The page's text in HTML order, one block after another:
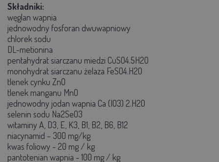
Składniki:
węglan wapnia
jednowodny fosforan dwuwapniowy
chlorek sodu
DL-metionina
pentahydrat siarczanu miedzi CuSO4.5H2O
monohydrat siarczanu żelaza FeSO4.H2O
tlenek cynku ZnO
tlenek manganu MnO
jednowodny jodan wapnia Ca (IO3) 2.H2O
selenin sodu Na2SeO3
witaminy A, D3, E, K3, B1, B2, B6, B12
niacynamid – 300 mg/kg
kwas foliowy - 20 mg / kg
pantotenian wapnia - 100 mg / kg